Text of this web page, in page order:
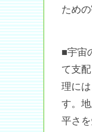
ため
■宇宙
て支
理に
す。
平さ